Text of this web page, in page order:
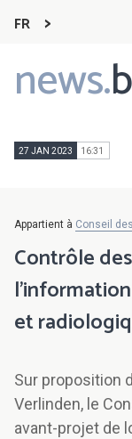
FR
news.
Main
navigation
27 JAN 2023 16:31
Appartient à Conseil
Contrôle
et
Sur proposition
Verlinden, le
avant-projet de